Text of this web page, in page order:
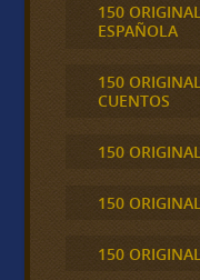
150
ESPAÑOLA
150
CUENTOS
150
150
150